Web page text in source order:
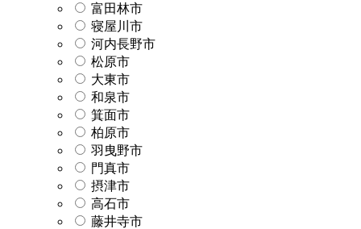
富田林市
寝屋川市
河内長野市
松原市
大東市
和泉市
箕面市
柏原市
羽曳野市
門真市
摂津市
高石市
藤井寺市